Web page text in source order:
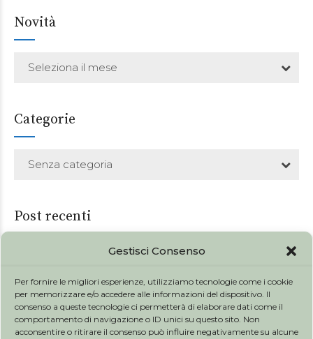
Gestisci Consenso
Per fornire le migliori esperienze, utilizziamo tecnologie come i cookie
per memorizzare e/o accedere alle informazioni del dispositivo. Il
consenso a queste tecnologie ci permetterà di elaborare dati come il
comportamento di navigazione o ID unici su questo sito. Non
acconsentire o ritirare il consenso può influire negativamente su alcune
Novità
Seleziona il mese
Categorie
Senza categoria
Post recenti
31 GENNAIO 2026
31 GENNAIO 2026
L'influenza aviaria ad alta patogenicità (H5N1)